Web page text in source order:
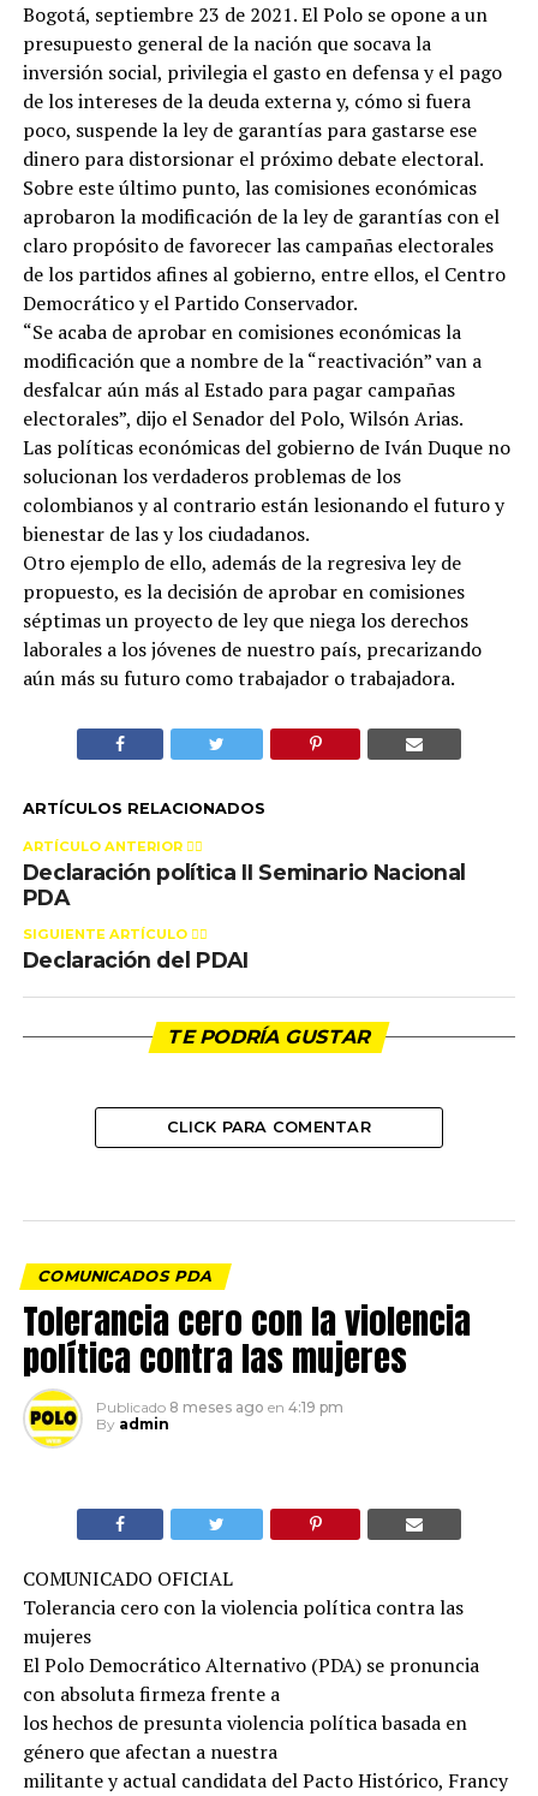
Bogotá, septiembre 23 de 2021. El Polo se opone a un
presupuesto general de la nación que socava la
inversión social, privilegia el gasto en defensa y el pago
de los intereses de la deuda externa y, cómo si fuera
poco, suspende la ley de garantías para gastarse ese
dinero para distorsionar el próximo debate electoral.
Sobre este último punto, las comisiones económicas
aprobaron la modificación de la ley de garantías con el
claro propósito de favorecer las campañas electorales
de los partidos afines al gobierno, entre ellos, el Centro
Democrático y el Partido Conservador.
“Se acaba de aprobar en comisiones económicas la
modificación que a nombre de la “reactivación” van a
desfalcar aún más al Estado para pagar campañas
electorales”, dijo el Senador del Polo, Wilsón Arias.
Las políticas económicas del gobierno de Iván Duque no
solucionan los verdaderos problemas de los
colombianos y al contrario están lesionando el futuro y
bienestar de las y los ciudadanos.
Otro ejemplo de ello, además de la regresiva ley de
propuesto, es la decisión de aprobar en comisiones
séptimas un proyecto de ley que niega los derechos
laborales a los jóvenes de nuestro país, precarizando
aún más su futuro como trabajador o trabajadora.
ARTÍCULOS RELACIONADOS
ARTÍCULO ANTERIOR 👉🏻
Declaración política II Seminario Nacional
PDA
SIGUIENTE ARTÍCULO 👈🏻
Declaración del PDAI
TE PODRÍA GUSTAR
CLICK PARA COMENTAR
COMUNICADOS PDA
Tolerancia cero con la violencia
política contra las mujeres
Publicado 8 meses ago en 4:19 pm
By admin
COMUNICADO OFICIAL
Tolerancia cero con la violencia política contra las
mujeres
El Polo Democrático Alternativo (PDA) se pronuncia
con absoluta firmeza frente a
los hechos de presunta violencia política basada en
género que afectan a nuestra
militante y actual candidata del Pacto Histórico, Francy